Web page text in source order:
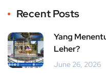
Recent Posts
Yang
Leher?
June 26, 2026